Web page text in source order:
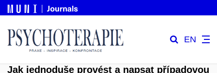
EN
Jak jednoduše provést a napsat případovou